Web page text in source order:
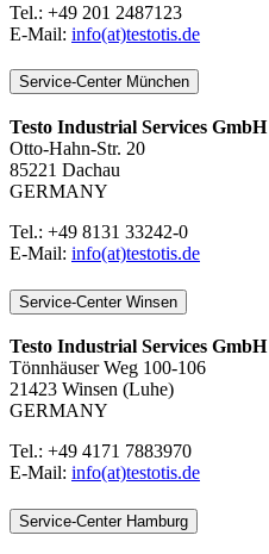
Tel.: +49 201 2487123
E-Mail: info(at)testotis.de
Service-Center München
Testo Industrial Services GmbH
Otto-Hahn-Str. 20
85221 Dachau
GERMANY
Tel.: +49 8131 33242-0
E-Mail: info(at)testotis.de
Service-Center Winsen
Testo Industrial Services GmbH
Tönnhäuser Weg 100-106
21423 Winsen (Luhe)
GERMANY
Tel.: +49 4171 7883970
E-Mail: info(at)testotis.de
Service-Center Hamburg